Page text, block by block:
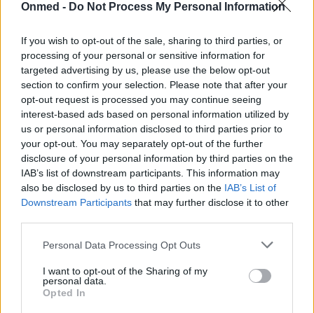
Onmed - Do Not Process My Personal Information
If you wish to opt-out of the sale, sharing to third parties, or
processing of your personal or sensitive information for
targeted advertising by us, please use the below opt-out
section to confirm your selection. Please note that after your
opt-out request is processed you may continue seeing
interest-based ads based on personal information utilized by
us or personal information disclosed to third parties prior to
your opt-out. You may separately opt-out of the further
disclosure of your personal information by third parties on the
IAB’s list of downstream participants. This information may
also be disclosed by us to third parties on the IAB’s List of
Downstream Participants that may further disclose it to other
Personal Data Processing Opt Outs
I want to opt-out of the Sharing of my
personal data.
Opted In
ουσιαστικά και εντυπωσιακά στον έλεγχο των
της νόσου.
-Μην αφήνετε τα γόνατά σας σε θέση κάμψης για
μεγάλα χρονικά διαστήματα.
-Προσπαθείτε να τα τεντώνετε τακτικά κατά τη
διάρκεια της ημέρας.
-Προτιμήστε αθλητικά παπούτσια ή άλλα με
μαλακή σόλα ώστε να απορροφώνται οι
κραδασμοί και να μην μεταβιβάζονται στα γόνατα.
παρουσιαστεί πόνος ξεκουραστείτε.